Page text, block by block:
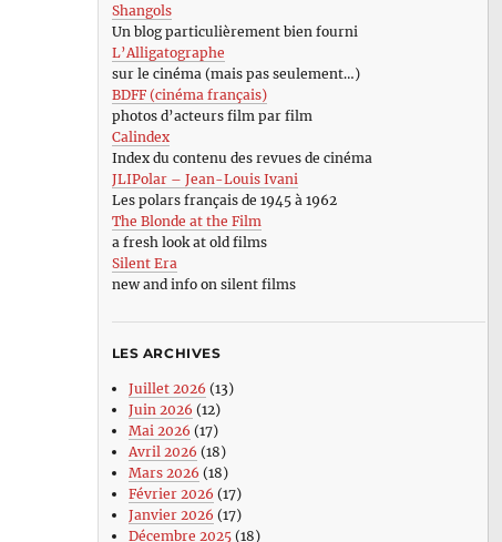
Shangols
Un blog particulièrement bien fourni
L’Alligatographe
sur le cinéma (mais pas seulement…)
BDFF (cinéma français)
photos d’acteurs film par film
Calindex
Index du contenu des revues de cinéma
JLIPolar – Jean-Louis Ivani
Les polars français de 1945 à 1962
The Blonde at the Film
a fresh look at old films
Silent Era
new and info on silent films
LES ARCHIVES
Juillet 2026 (13)
Juin 2026 (12)
Mai 2026 (17)
Avril 2026 (18)
Mars 2026 (18)
Février 2026 (17)
Janvier 2026 (17)
Décembre 2025(18)